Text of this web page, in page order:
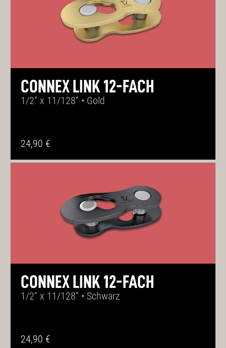
CONNEX LINK 12-FACH
1/2“ x 11/128“ • Gold
24,90 €
CONNEX LINK 12-FACH
1/2“ x 11/128“ • Schwarz
24,90 €